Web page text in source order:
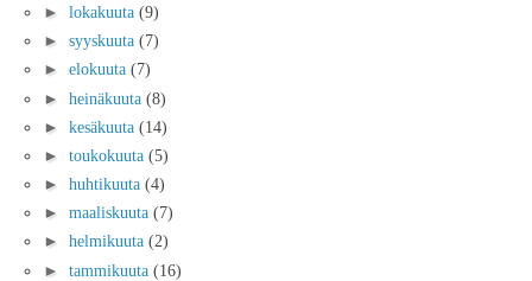
► lokakuuta (9)
► syyskuuta (7)
► elokuuta (7)
► heinäkuuta (8)
► kesäkuuta (14)
► toukokuuta (5)
► huhtikuuta (4)
► maaliskuuta (7)
► helmikuuta (2)
► tammikuuta (16)